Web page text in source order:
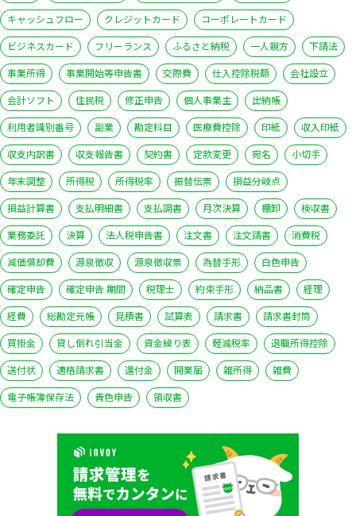
キャッシュフロー
クレジットカード
コーポレートカード
ビジネスカード
フリーランス ふるさと納税 一人親方
下請法
事業所得
事業開始等申告書 交際費 仕入控除税額
会社設立
会計ソフト
住民税 修正申告 個人事業主
出納帳
利用者識別番号
副業 勘定科目 医療費控除 印紙
収入印紙
収支内訳書
収支報告書 契約書 定款変更 宛名
小切手
年末調整
所得税 所得税率 振替伝票
損益分岐点
損益計算書
支払明細書 支払調書 月次決算 棚卸
検収書
業務委託
決算 法人税申告書 注文書 注文請書
消費税
減価償却費
源泉徴収 源泉徴収票 為替手形
白色申告
確定申告
確定申告 期間 税理士 約束手形 納品書
経理
経費
総勘定元帳 見積書 試算表 請求書
請求書封筒
買掛金
貸し倒れ引当金 資金繰り表 軽減税率
退職所得控除
送付状
適格請求書 還付金 開業届 雑所得
雑費
電子帳簿保存法
青色申告 領収書